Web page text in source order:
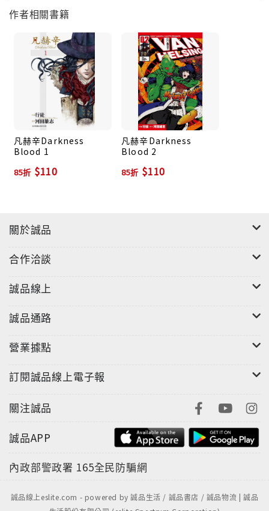
作者相關書籍
凡赫辛Darkness
Blood 1
85折 $110
凡赫辛Darkness
Blood 2
85折 $110
關於誠品
合作洽談
誠品線上
誠品通路
營業據點
訂閱誠品線上電子報
關注誠品
誠品APP
內政部警政署 165全民防騙網
誠品線上eslite.com - powered by 誠品生活 / 誠品書店 / 誠品物流 | 誠品